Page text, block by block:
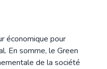
économique pour
En somme, le Green
de la société